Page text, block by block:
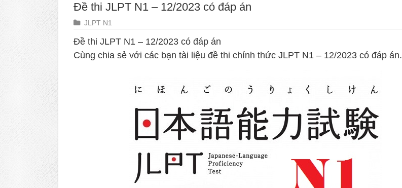
Đề thi JLPT N1 – 12/2023 có đáp án
JLPT N1
Đề thi JLPT N1 – 12/2023 có đáp án
Cùng chia sẻ với các bạn tài liệu đề thi chính thức JLPT N1 – 12/2023 có đáp án.